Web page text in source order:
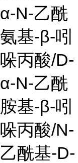
α-N-乙酰
氨基-β-吲
哚丙酸/D-
α-N-乙酰
胺基-β-吲
哚丙酸/N-
乙酰基-D-